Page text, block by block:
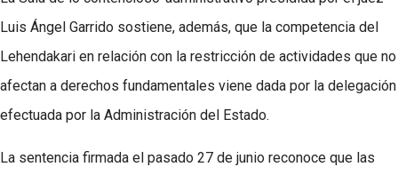
Luis Ángel Garrido sostiene, además, que la competencia del
Lehendakari en relación con la restricción de actividades que no
afectan a derechos fundamentales viene dada por la delegación
efectuada por la Administración del Estado.
La sentencia firmada el pasado 27 de junio reconoce que las